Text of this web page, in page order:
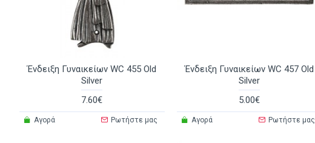
Ένδειξη Γυναικείων WC 455 Old
Silver
7.60€
Αγορά Ρωτήστε μας
Ένδειξη Γυναικείων WC 457 Old
Silver
5.00€
Αγορά Ρωτήστε μας